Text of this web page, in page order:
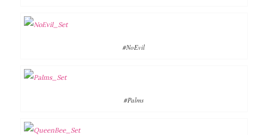
#NoEvil
#Palms